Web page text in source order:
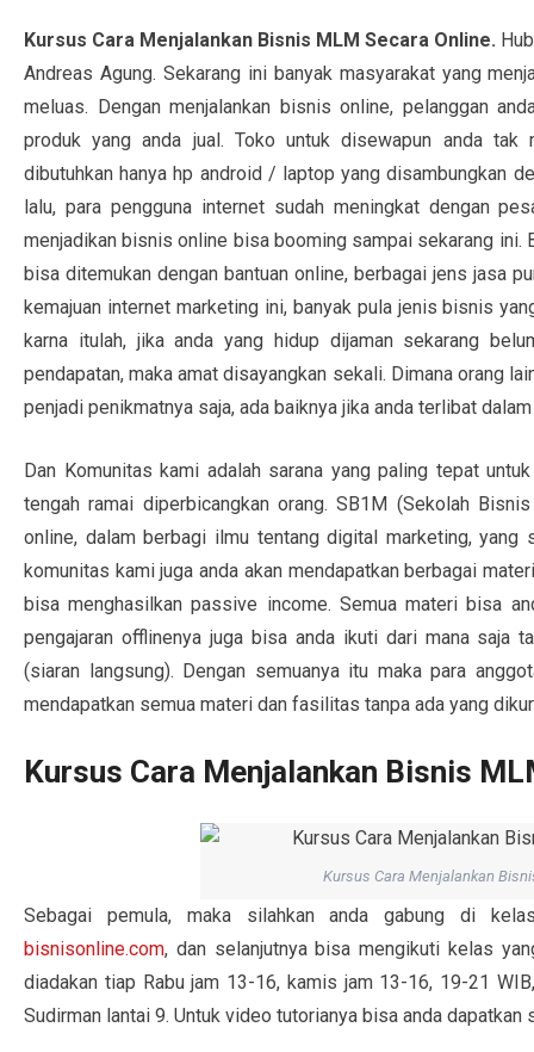
Kursus Cara Menjalankan Bisnis MLM Secara Online.
Andreas Agung. Sekarang ini banyak masyarakat yang
meluas. Dengan menjalankan bisnis online, pelanggan
produk yang anda jual. Toko untuk disewapun anda tak
dibutuhkan hanya hp android / laptop yang disambungkan
lalu, para pengguna internet sudah meningkat dengan
menjadikan bisnis online bisa booming sampai sekarang ini.
bisa ditemukan dengan bantuan online, berbagai jens jasa
kemajuan internet marketing ini, banyak pula jenis bisnis
karna itulah, jika anda yang hidup dijaman sekarang
pendapatan, maka amat disayangkan sekali. Dimana orang
penjadi penikmatnya saja, ada baiknya jika anda terlibat
Dan Komunitas kami adalah sarana yang paling tepat
tengah ramai diperbicangkan orang. SB1M (Sekolah
online, dalam berbagi ilmu tentang digital marketing, yang
komunitas kami juga anda akan mendapatkan berbagai
bisa menghasilkan passive income. Semua materi bisa
pengajaran offlinenya juga bisa anda ikuti dari mana saja
(siaran langsung). Dengan semuanya itu maka para
mendapatkan semua materi dan fasilitas tanpa ada yang
Kursus Cara Menjalankan Bisnis
Kursus Cara Menjalankan
Sebagai pemula, maka silahkan anda gabung di
bisnisonline.com, dan selanjutnya bisa mengikuti kelas
diadakan tiap Rabu jam 13-16, kamis jam 13-16, 19-21
Sudirman lantai 9. Untuk video tutorianya bisa anda